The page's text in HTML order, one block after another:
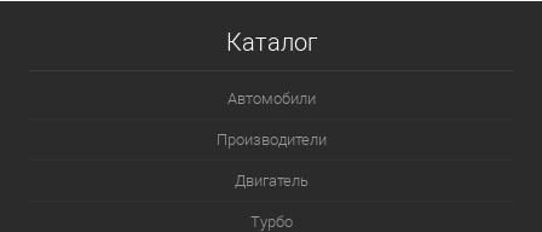
Каталог
Автомобили
Производители
Двигатель
Турбо